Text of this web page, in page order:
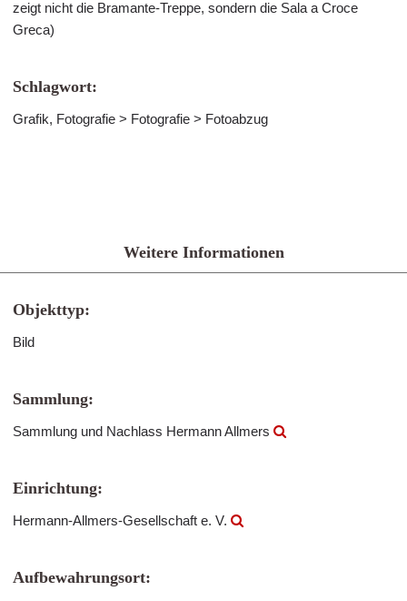
zeigt nicht die Bramante-Treppe, sondern die Sala a Croce
Greca)
Schlagwort:
Grafik, Fotografie > Fotografie > Fotoabzug
Weitere Informationen
Objekttyp:
Bild
Sammlung:
Sammlung und Nachlass Hermann Allmers
Einrichtung:
Hermann-Allmers-Gesellschaft e. V.
Aufbewahrungsort: